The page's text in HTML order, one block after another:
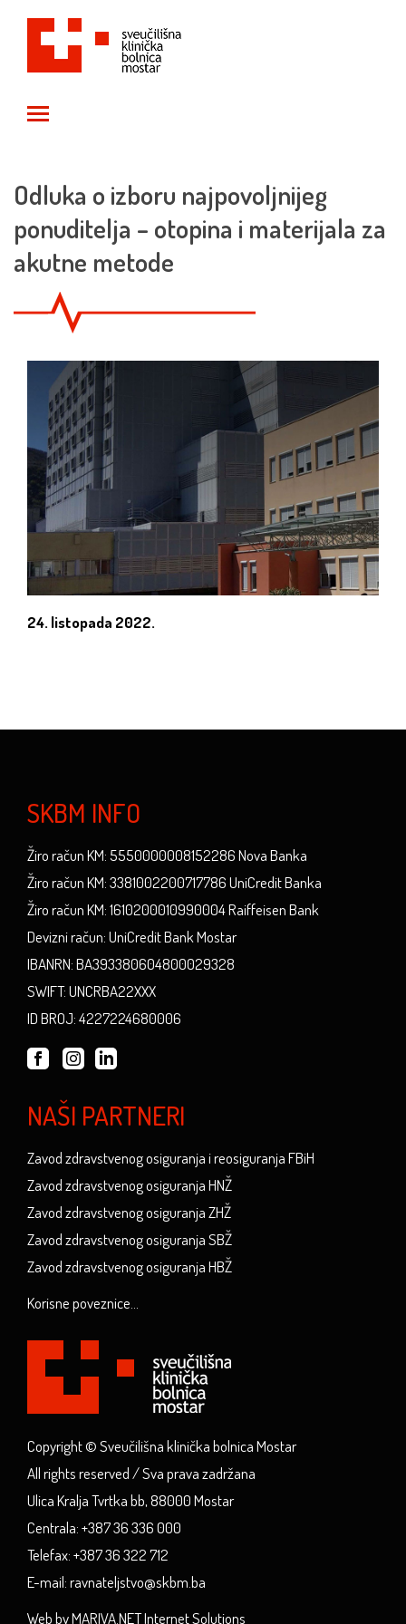
Odluka o izboru najpovoljnijeg
ponuditelja – otopina i materijala za
akutne metode
24. listopada 2022.
SKBM INFO
Žiro račun KM: 5550000008152286 Nova Banka
Žiro račun KM: 3381002200717786 UniCredit Banka
Žiro račun KM: 1610200010990004 Raiffeisen Bank
Devizni račun: UniCredit Bank Mostar
IBANRN: BA393380604800029328
SWIFT: UNCRBA22XXX
ID BROJ: 4227224680006
NAŠI PARTNERI
Zavod zdravstvenog osiguranja i reosiguranja FBiH
Zavod zdravstvenog osiguranja HNŽ
Zavod zdravstvenog osiguranja ZHŽ
Zavod zdravstvenog osiguranja SBŽ
Zavod zdravstvenog osiguranja HBŽ
Korisne poveznice...
Copyright © Sveučilišna klinička bolnica Mostar
All rights reserved / Sva prava zadržana
Ulica Kralja Tvrtka bb, 88000 Mostar
Centrala: +387 36 336 000
Telefax: +387 36 322 712
E-mail: ravnateljstvo@skbm.ba
Web by MARIVA.NET Internet Solutions